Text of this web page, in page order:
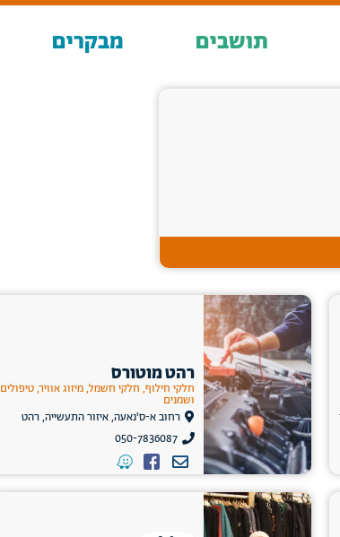
תושבים מבקרים
רהט מוטורס
חלקי חילוף, חלקי חשמל, מיזוג אוויר, טיפולים
ושמנים
רחוב א-ס'נאעה, איזור התעשייה, רהט
050-7836087